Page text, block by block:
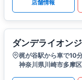
店舗情報
ダンデライオン
梶が谷駅から車で10
神奈川県川崎市多摩